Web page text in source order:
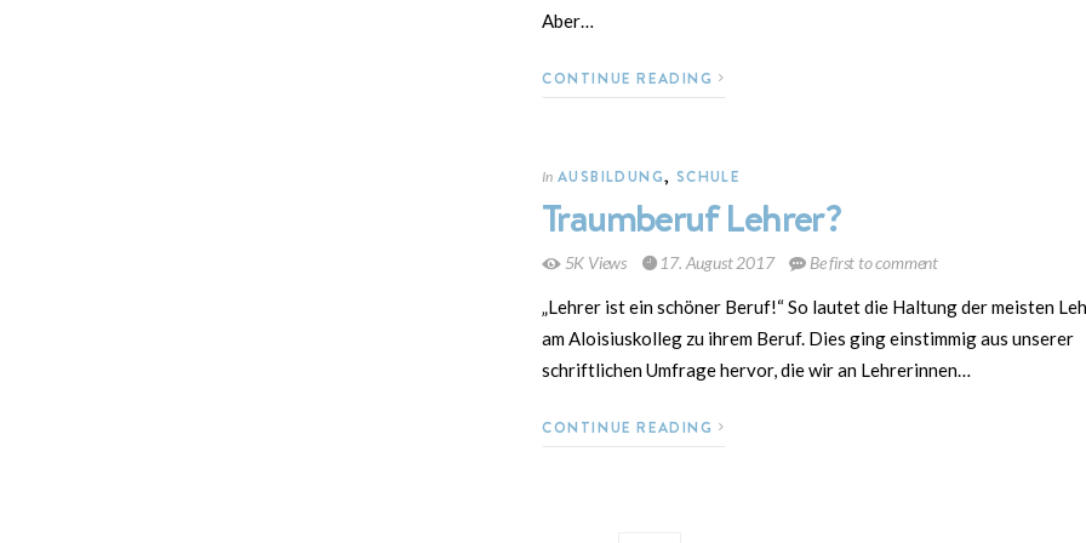
Aber…
CONTINUE READING
In AUSBILDUNG, SCHULE
Traumberuf Lehrer?
5K Views 17. August 2017 Be first to comment
„Lehrer ist ein schöner Beruf!“ So lautet die Haltung der meisten
am Aloisiuskolleg zu ihrem Beruf. Dies ging einstimmig aus unserer
schriftlichen Umfrage hervor, die wir an Lehrerinnen…
CONTINUE READING